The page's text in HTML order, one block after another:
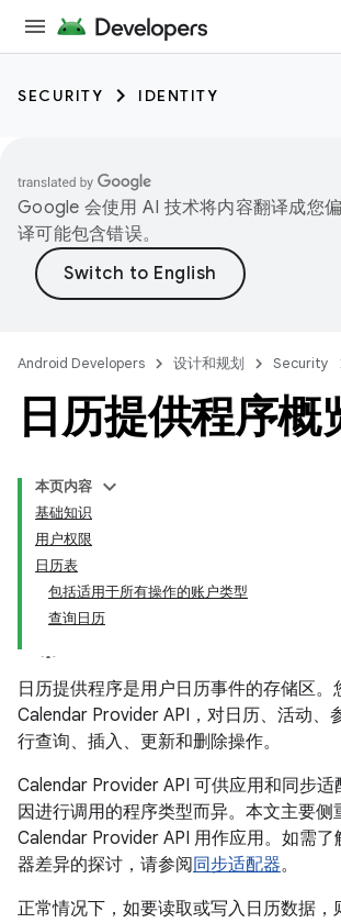
SECURITY IDENTITY
Google 会使用 AI 技术将内容翻译成您
译可能包含错误。
Android Developers 设计和规划 Security
日历提供程序概
本页内容
基础知识
用户权限
日历表
包括适用于所有操作的账户类型
查询日历
日历提供程序是用户日历事件的存储区。
Calendar Provider API，对日历、活动、
行查询、插入、更新和删除操作。
Calendar Provider API 可供应用和同步适
因进行调用的程序类型而异。本文主要侧
Calendar Provider API 用作应用。如需
器差异的探讨，请参阅 同步适配器。
正常情况下，如要读取或写入日历数据，